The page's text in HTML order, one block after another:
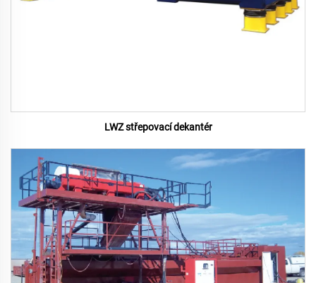
LWZ střepovací dekantér